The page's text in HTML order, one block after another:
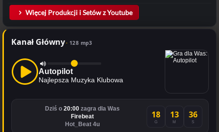
Więcej Produkcji i Setów z Youtube
Kanał Główny 128 mp3
Autopilot
Najlepsza Muzyka Klubowa
Dziś o 20:00zagra dla Was
Firebeat
Hot_Beat 4u
18
G
13
M
36
S